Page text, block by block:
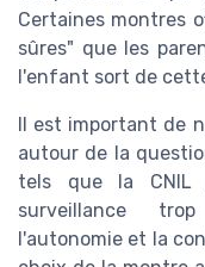
Certaines montres
sûres" que les
l'enfant sort de
Il est important de
autour de la
tels que la CNIL
surveillance
l'autonomie et la